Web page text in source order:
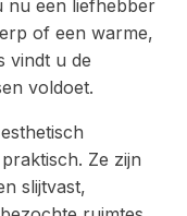
nu een liefhebber
of een warme,
vindt u de
voldoet.
Ze zijn
slijtvast,